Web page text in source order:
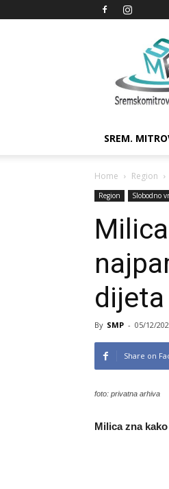
portal
SREM.
Home Region
Region Slobodno
dijeta
By SMP - 05/12/
Share on
foto: privatna arhiva
Milica zna